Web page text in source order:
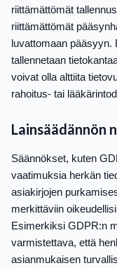
riittämättömät
riittämättömät
luvattomaan pääsyyn.
tallennetaan
voivat olla alttiita
rahoitus- tai
Lainsäädännön
Säännökset, kuten
vaatimuksia herkän
asiakirjojen
merkittäviin
Esimerkiksi GDPR:n
varmistettava, että
asianmukaisen